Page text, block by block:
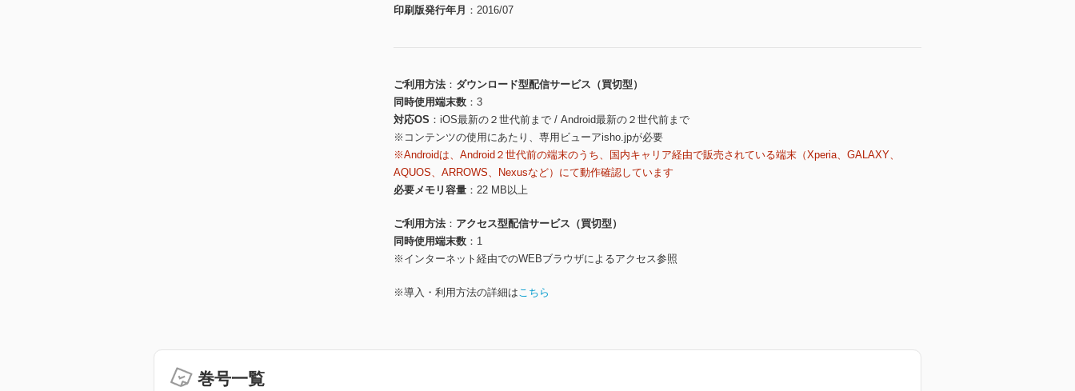
印刷版発行年月
2016/07
ご利用方法
ダウンロード型配信サービス（買切型）
同時使用端末数
3
対応OS
iOS最新の２世代前まで / Android最新の２世代前まで
※コンテンツの使用にあたり、専用ビューアisho.jpが必要
※Androidは、Android２世代前の端末のうち、国内キャリア経由で販売されている端末（Xperia、GALAXY、
AQUOS、ARROWS、Nexusなど）にて動作確認しています
必要メモリ容量
22 MB以上
ご利用方法
アクセス型配信サービス（買切型）
同時使用端末数
1
※インターネット経由でのWEBブラウザによるアクセス参照
※導入・利用方法の詳細はこちら
巻号一覧